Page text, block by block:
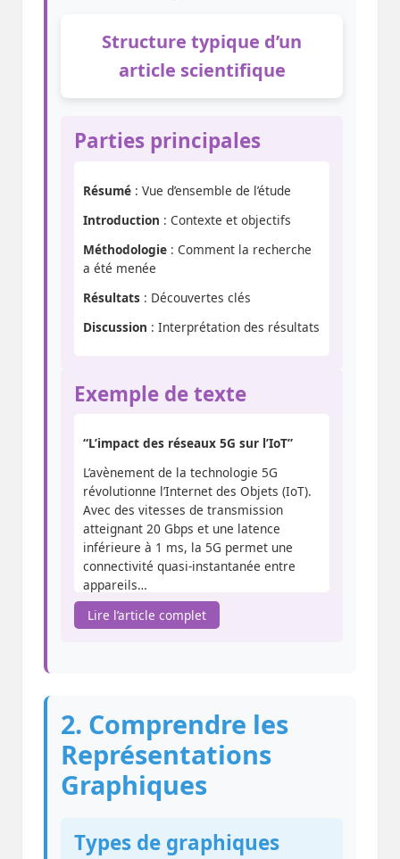
Structure typique d’un
article scientifique
Parties principales
Résumé : Vue d’ensemble de l’étude
Introduction : Contexte et objectifs
Méthodologie : Comment la recherche
a été menée
Résultats : Découvertes clés
Discussion : Interprétation des résultats
Exemple de texte
“L’impact des réseaux 5G sur l’IoT”
L’avènement de la technologie 5G
révolutionne l’Internet des Objets (IoT).
Avec des vitesses de transmission
atteignant 20 Gbps et une latence
inférieure à 1 ms, la 5G permet une
connectivité quasi-instantanée entre
appareils…
Méthodologie :Nous avons testé 100
dispositifs IoT dans 3 environnements
Lire l’article complet
2. Comprendre les
Représentations
Graphiques
Types de graphiques